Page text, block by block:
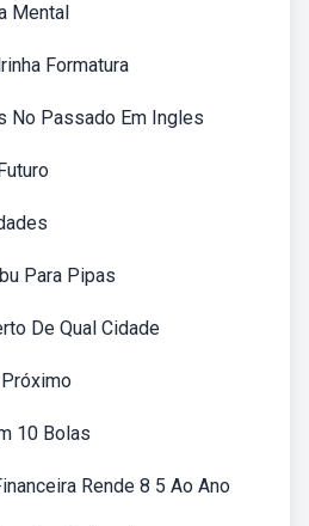
Mental
Formatura
No Passado Em Ingles
Para Pipas
De Qual Cidade
10 Bolas
Rende 8 5 Ao Ano